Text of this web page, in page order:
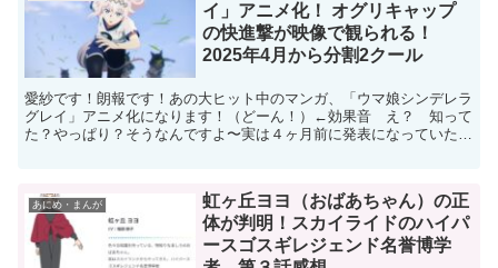
イ」アニメ化！ オグリキャップ
の快進撃が映像で観られる！
2025年4月から分割2クール
愛紗です！朗報です！あの大ヒット中のマンガ、「ウマ娘シンデレラ
グレイ」アニメ化になります！（どーん！）←効果音 え？ 知って
た？やっぱり？そうなんですよ〜実は４ヶ月前に発表になっていたら
あにめ・まんが
虹ヶ丘ヨヨ（おばあちゃん）の正
体が判明！スカイライドのハイパ
ースゴスギレジェンド名誉博学